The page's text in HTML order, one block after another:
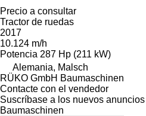
Precio a consultar
Tractor de ruedas
2017
10.124 m/h
Potencia 287 Hp (211 kW)
Alemania, Malsch
RÜKO GmbH Baumaschinen
Contacte con el vendedor
Suscríbase a los nuevos
Baumaschinen